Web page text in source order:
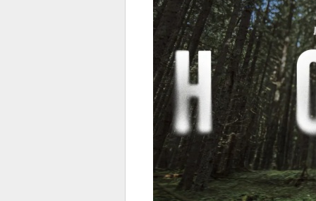
많이 본 뉴스 최신 뉴스 연예 스